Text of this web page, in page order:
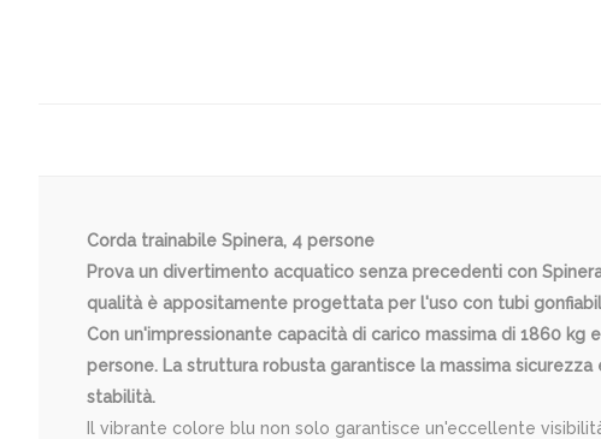
Corda trainabile Spinera, 4 persone
Prova un divertimento acquatico senza precedenti con
qualità è appositamente progettata per l'uso con tubi
Con un'impressionante capacità di carico massima di 1860
persone. La struttura robusta garantisce la massima
stabilità.
Il vibrante colore blu non solo garantisce un'eccellente